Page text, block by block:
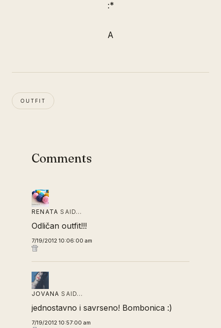
:*
A
OUTFIT
Comments
RENATA SAID…
Odličan outfit!!!
7/19/2012 10:06:00 am
JOVANA SAID…
jednostavno i savrseno! Bombonica :)
7/19/2012 10:57:00 am